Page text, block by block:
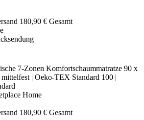
180,90 € Gesamt
7-Zonen Komfortschaummatratze 90 x
| Oeko-TEX Standard 100 |
180,90 € Gesamt